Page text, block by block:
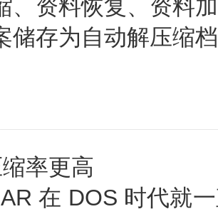
、资料恢复、资料
储存为自动解压缩
率更高
在 DOS 时代就一